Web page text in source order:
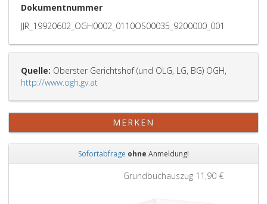
Dokumentnummer
JJR_19920602_OGH0002_0110OS00035_9200000_001
Quelle: Oberster Gerichtshof (und OLG, LG, BG) OGH,
http://www.ogh.gv.at
MERKEN
Sofortabfrage ohne Anmeldung!
Grundbuchauszug11,90 €